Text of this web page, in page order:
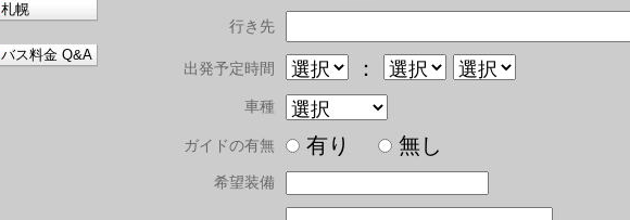
行き先
出発予定時間 ：
車種
ガイドの有無 有り 無し
希望装備
札幌
バス料金 Q&A